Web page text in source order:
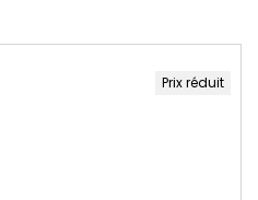
Prix réduit